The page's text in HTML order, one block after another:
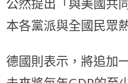
公然提出「與美國共
本各黨派與全國民眾
德國則表示，將追加